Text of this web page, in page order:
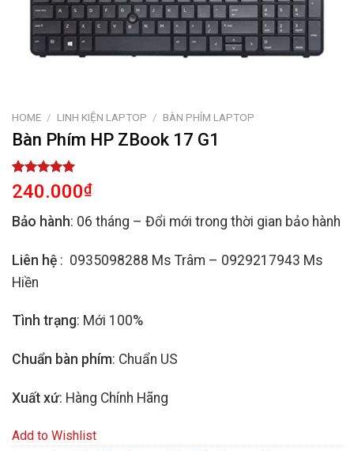
HOME / LINH KIỆN LAPTOP / BÀN PHÍM LAPTOP
Bàn Phím HP ZBook 17 G1
Rated
5.00
out of 5
2
customer
240.000₫
Bảo hành: 06 tháng – Đổi mới trong thời gian bảo hành
Liên hệ : 0935098288 Ms Trâm – 0929217943 Ms
Hiền
Tình trạng: Mới 100%
Chuẩn bàn phím: Chuẩn US
Xuất xứ: Hàng Chính Hãng
Add to Wishlist